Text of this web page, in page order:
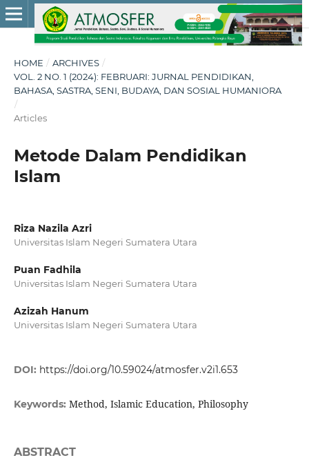
HOME / ARCHIVES /
VOL. 2 NO. 1 (2024): FEBRUARI: JURNAL PENDIDIKAN,
BAHASA, SASTRA, SENI, BUDAYA, DAN SOSIAL HUMANIORA
/
Articles
Metode Dalam Pendidikan
Islam
Riza Nazila Azri
Universitas Islam Negeri Sumatera Utara
Puan Fadhila
Universitas Islam Negeri Sumatera Utara
Azizah Hanum
Universitas Islam Negeri Sumatera Utara
DOI: https://doi.org/10.59024/atmosfer.v2i1.653
Keywords: Method, Islamic Education, Philosophy
ABSTRACT